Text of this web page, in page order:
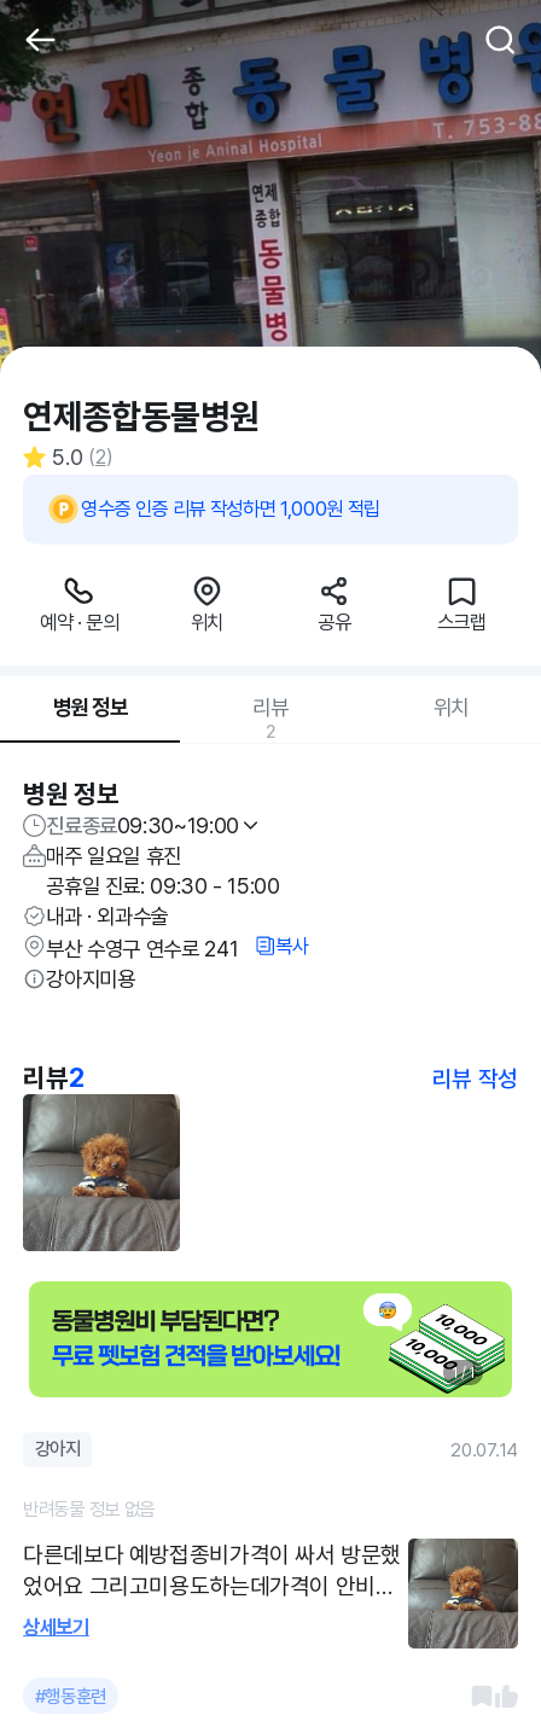
연제종합동물병원
5.0 (2)
영수증 인증 리뷰 작성하면 1,000원 적립
예약 · 문의 위치 공유 스크랩
병원 정보 리뷰
2
위치
병원 정보
진료종료09:30~19:00
매주 일요일 휴진
공휴일 진료: 09:30 - 15:00
내과 · 외과수술
부산 수영구 연수로 241
복사
강아지미용
리뷰2 리뷰 작성
1 / 1
강아지 20.07.14
반려동물 정보 없음
다른데보다 예방접종비가격이 싸서 방문했
었어요 그리고미용도하는데가격이 안비싸
고 예쁘게잘해주세요 친절하시고 예방접종
귓병이있었는지 몰랐는데 귀에 약도 넣어주
상세보기
#행동훈련